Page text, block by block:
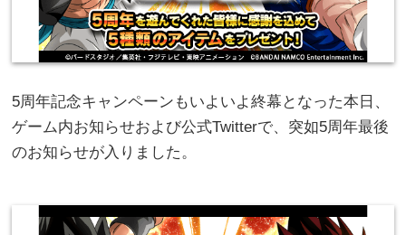
5周年記念キャンペーンもいよいよ終幕となった本日、
ゲーム内お知らせおよび公式Twitterで、突如5周年最後
のお知らせが入りました。